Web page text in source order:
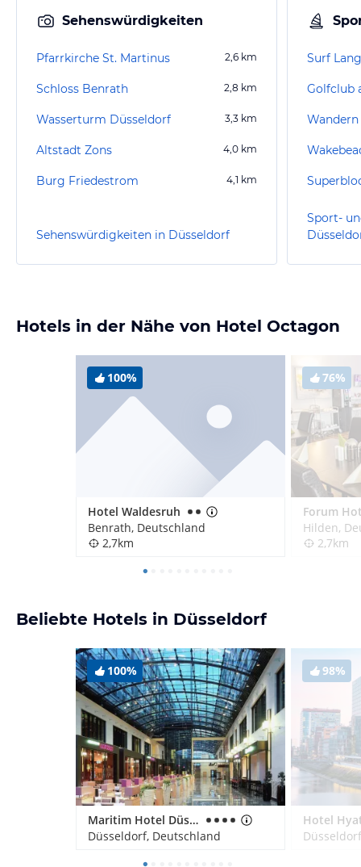
Sehenswürdigkeiten
Pfarrkirche St. Martinus 2,6 km
Schloss Benrath 2,8 km
Wasserturm Düsseldorf 3,3 km
Altstadt Zons 4,0 km
Burg Friedestrom 4,1 km
Sehenswürdigkeiten in Düsseldorf
Surf
Golfclub
Sport-
Hotels in der Nähe von Hotel Octagon
100%
Hotel Waldesruh
Benrath, Deutschland
2,7km
76%
Forum
Hilden,
2,7km
Beliebte Hotels in Düsseldorf
100%
Maritim Hotel Düsseldorf
Düsseldorf, Deutschland
98%